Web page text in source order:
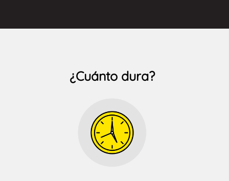
¿Cuánto dura?